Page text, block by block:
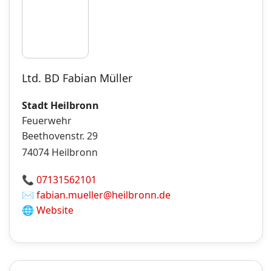
Ltd. BD Fabian Müller
Stadt Heilbronn
Feuerwehr
Beethovenstr. 29
74074 Heilbronn
📞 07131562101
✉️ fabian.mueller@heilbronn.de
🌐 Website